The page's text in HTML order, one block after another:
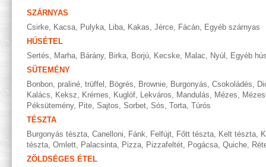
SZÁRNYAS
Csirke, Kacsa, Pulyka, Liba, Kakas, Jérce, Fácán, Egyéb szárnyas
HÚSÉTEL
Sertés, Marha, Bárány, Birka, Borjú, Kecske, Malac, Nyúl , Egyéb
SÜTEMÉNY
Bonbon, praliné, trüffel , Bögrés, Brownie, Burgonyás, Csokoládés,
Kalács, Keksz, Krémes, Kuglóf, Lekváros, Mandulás, Mézes,
Péksütemény, Pite, Sajtos, Sorbet, Sós, Torta, Túrós
TÉSZTA
Burgonyás tészta, Canelloni, Fánk, Felfújt, Főtt tészta, Kelt tészta,
tészta, Omlett, Palacsinta, Pizza, Pizzafeltét, Pogácsa, Quiche,
ZÖLDSÉGES ÉTEL